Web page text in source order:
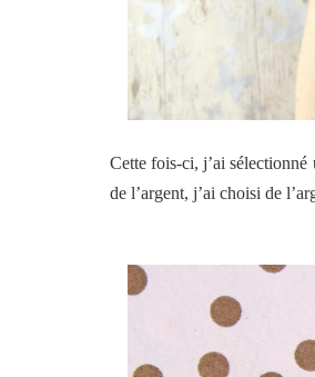
Cette fois-ci, j’ai
de l’argent, j’ai choisi de